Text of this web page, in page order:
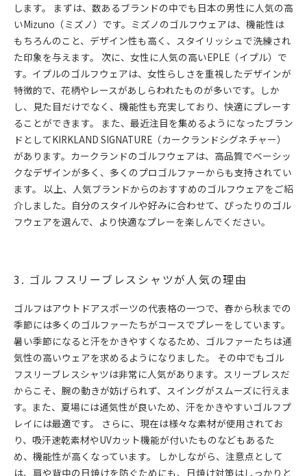
します。 まずは、数あるブランドの中でも日本の男性に人気の高
いMizuno（ミズノ）です。ミズノのゴルフウェアは、機能性は
もちろんのこと、デザイン性も高く、スタイリッシュで洗練され
た印象を与えます。 次に、女性に人気の高いEPLE（イプル）で
す。イプルのゴルフウェアは、女性らしさを重視したデザインが
特徴的で、花柄やレースがあしらわれたものが多いです。しか
し、見た目だけでなく、機能性も充実しており、快適にプレーす
ることができます。 また、最近注目を集めるようになったブラン
ドとしてKIRKLAND SIGNATURE（カークランドシグネチャー）
があります。カークランドのゴルフウェアは、高品質でベーシッ
クなデザインが多く、多くのプロゴルファーからも支持されてい
ます。 以上、人気ブランドからのおすすめのゴルフウェアをご紹
介しました。自分のスタイルや好みに合わせて、ぴったりのゴル
フウェアを選んで、より快適なプレーを楽しんでください。
3. ゴルフスリーブレスシャツが人気の理由
ゴルフはアウトドアスポーツの代表格の一つで、春から秋までの
季節には多くのゴルファーたちがコースでプレーをしています。
暑い季節になると汗をかきやすくなるため、ゴルファーたちは通
気性の高いウェアを求めるようになりました。 その中でもゴル
フスリーブレスシャツは非常に人気があります。スリーブレスだ
からこそ、腕の動きが妨げられず、スイングがスムーズに行えま
す。また、夏場には通気性が良いため、汗をかきやすいゴルフプ
レイには最適です。 さらに、現在は様々な素材が使用されてお
り、吸汗速乾素材やUVカット機能が付いたものなどもあるた
め、機能性が高くなっています。 しかしながら、注意点として
は、肩や背中の日焼けを防ぐためにも、日焼け対策はしっかりと